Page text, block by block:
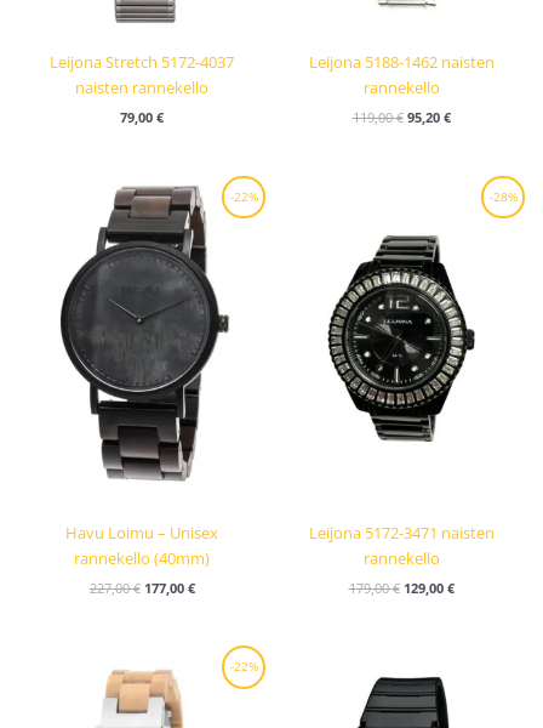
Leijona Stretch 5172-4037
naisten rannekello
79,00 €
Leijona 5188-1462 naisten
rannekello
119,00€ 95,20 €
-22%
Havu Loimu – Unisex
rannekello (40mm)
227,00€
Alkuperäinen
hinta
oli:
227,00 €.
177,00 €
Nykyinen
hinta
on:
177,00 €.
-28%
Leijona 5172-3471 naisten
rannekello
179,00€
Alkuperäinen
179,00 €.
129,00 €
Nykyinen
hinta
-22%
Alkuperäinen
hinta
oli:
227,00 €.
Nykyinen
hinta